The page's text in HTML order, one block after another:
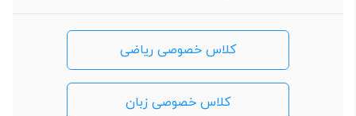
کلاس خصوصی ریاضی
کلاس خصوصی زبان